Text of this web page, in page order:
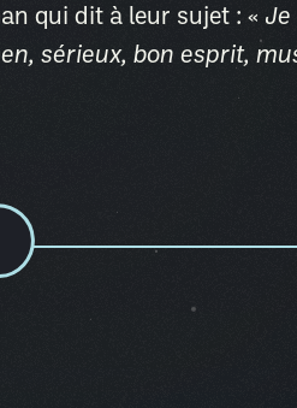
qui dit à leur sujet : « Je
sérieux, bon esprit,